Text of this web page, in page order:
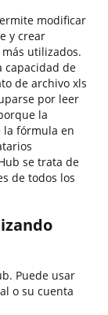
modificar
y crear
utilizados.
capacidad de
de archivo xls
por leer
la
la fórmula en
se trata de
de todos los
Puede usar
o su cuenta